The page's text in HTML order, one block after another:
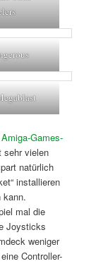
Amiga-Games-
sehr vielen
natürlich
installieren
kann.
mal die
Joysticks
weniger
Controller-